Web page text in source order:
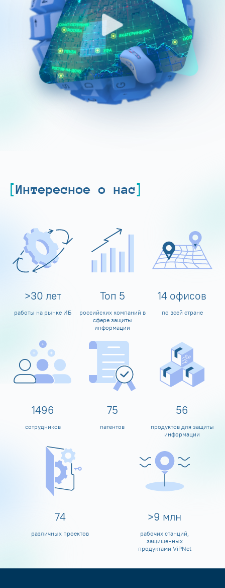
Интересное о нас
>30 лет
работы на рынке ИБ
Топ 5
российских компаний в
сфере защиты
информации
14 офисов
по всей стране
1599
сотрудников
80
патентов
60
продуктов для защиты
информации
80
различных проектов
>10 млн
рабочих станций,
защищенных
продуктами ViPNet